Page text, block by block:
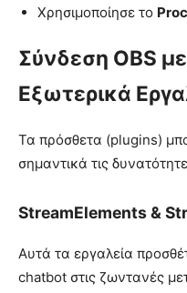
Χρησιμοποίησε το
Σύνδεση OBS
Εξωτερικά
Τα πρόσθετα (plugins)
σημαντικά τις
StreamElements &
Αυτά τα εργαλεία
chatbot στις ζωντανές